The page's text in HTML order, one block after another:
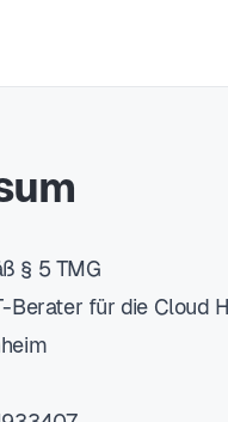
§ 5 TMG
Berater für die Cloud